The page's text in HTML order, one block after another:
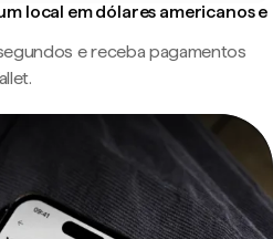
local em dólares americanos e
e receba pagamentos